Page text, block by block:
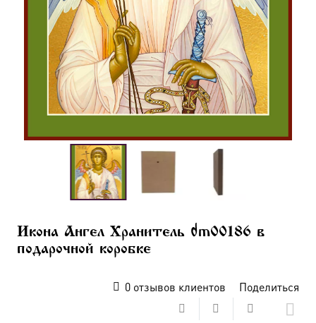
Икона Ангел Хранитель dm00186 в
подарочной коробке
0отзывов клиентов Поделиться